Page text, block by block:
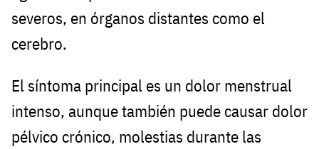
severos, en órganos distantes como el
cerebro.
El síntoma principal es un dolor menstrual
intenso, aunque también puede causar dolor
pélvico crónico, molestias durante las